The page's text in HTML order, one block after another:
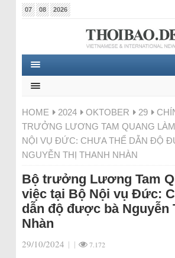
07 08 2026
HOME 2024 OKTOBER 29
TRƯỞNG LƯƠNG TAM QUANG
NỘI VỤ ĐỨC: CHƯA THỂ DẪN ĐỘ
NGUYỄN THỊ THANH NHÀN
Bộ trưởng Lương Tam
việc tại Bộ Nội vụ Đức:
dẫn độ được bà Nguyễn
Nhàn
29/10/2024 | | 7.172